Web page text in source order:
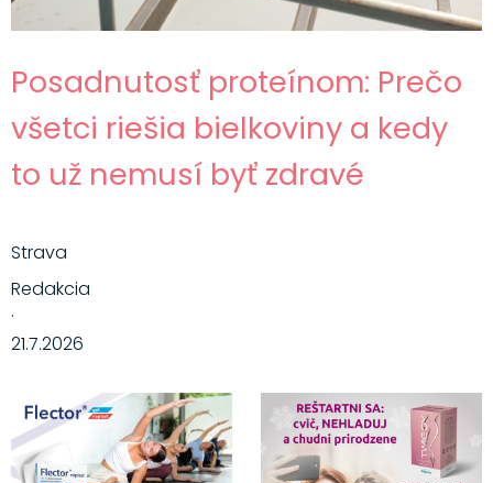
Posadnutosť proteínom: Prečo
všetci riešia bielkoviny a kedy
to už nemusí byť zdravé
Strava
Redakcia
·
21.7.2026